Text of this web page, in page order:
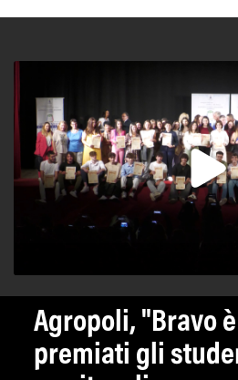
Agropoli, "Bravo
premiati gli